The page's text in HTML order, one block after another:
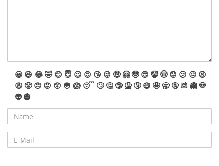
😀 😆 😂🤣 😊 😇 😉 😍 😘 😜 🤑 🤗 🤓 😎 🤡🤠 😟 😕 😖 😫
😩 😤 😠 😡 😲 😳 😱 😴 🙄 🤔 🤥 🤮 🤧 😷 🤩 🥱 🤬 💩 👻 💀
👽 🎃